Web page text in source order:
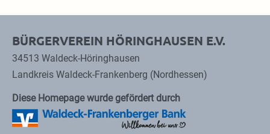
BÜRGERVEREIN HÖRINGHAUSEN E.V.
34513 Waldeck-Höringhausen
Landkreis Waldeck-Frankenberg (Nordhessen)
Diese Homepage wurde gefördert durch